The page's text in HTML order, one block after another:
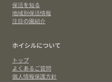
保活を知る
地域別保活情報
注目の園紹介
ホイシルについて
トップ
よくあるご質問
個人情報保護方針